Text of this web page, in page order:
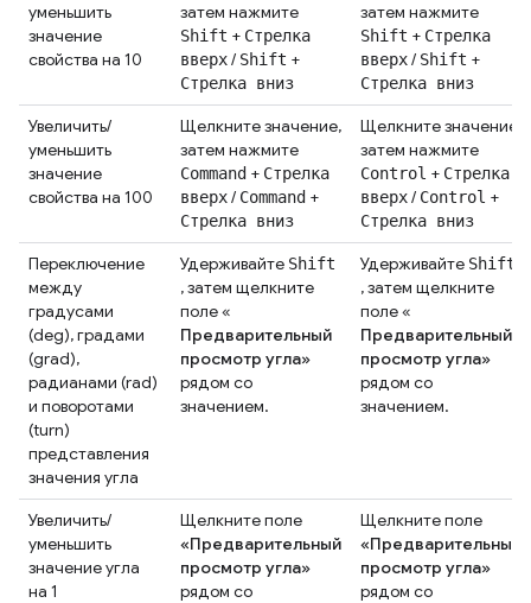
уменьшить
значение
свойства на 10
затем нажмите
Shift + Стрелка
вверх/ Shift +
Стрелка вниз
затем нажмите
Shift + Стрелка
вверх/ Shift +
Стрелка вниз
Увеличить/
уменьшить
значение
свойства на 100
Щелкните значение,
затем нажмите
Command + Стрелка
вверх/ Command +
Стрелка вниз
Щелкните значение,
затем нажмите
Control + Стрелка
вверх/ Control +
Стрелка вниз
Переключение
между
градусами
(deg), градами
(grad),
радианами (rad)
и поворотами
(turn)
представления
значения угла
Удерживайте Shift
, затем щелкните
поле «
Предварительный
просмотр угла»
рядом со
значением.
Удерживайте Shift
, затем щелкните
поле «
Предварительный
просмотр угла»
рядом со
значением.
Увеличить/
уменьшить
значение угла
на 1
Щелкните поле
«Предварительный
просмотр угла»
рядом со
Щелкните поле
«Предварительный
просмотр угла»
рядом со